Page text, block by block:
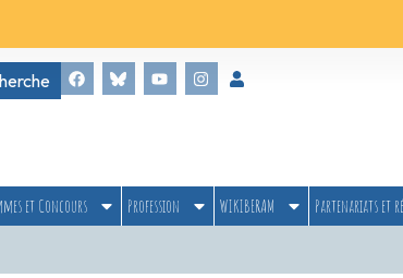
et Concours Profession WIKIBERAM Partenariats et